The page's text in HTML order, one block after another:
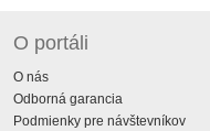
O portáli
O nás
Odborná garancia
Podmienky pre návštevníkov